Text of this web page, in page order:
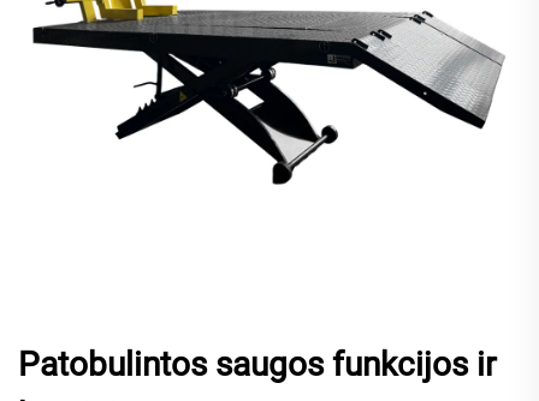
Patobulintos saugos funkcijos ir